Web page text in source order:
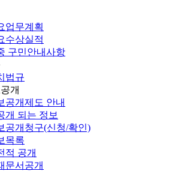
업무계획
수상실적
구민안내사항
법규
개
공개제도 안내
개 되는 정보
공개청구(신청/확인)
목록
적 공개
문서공개